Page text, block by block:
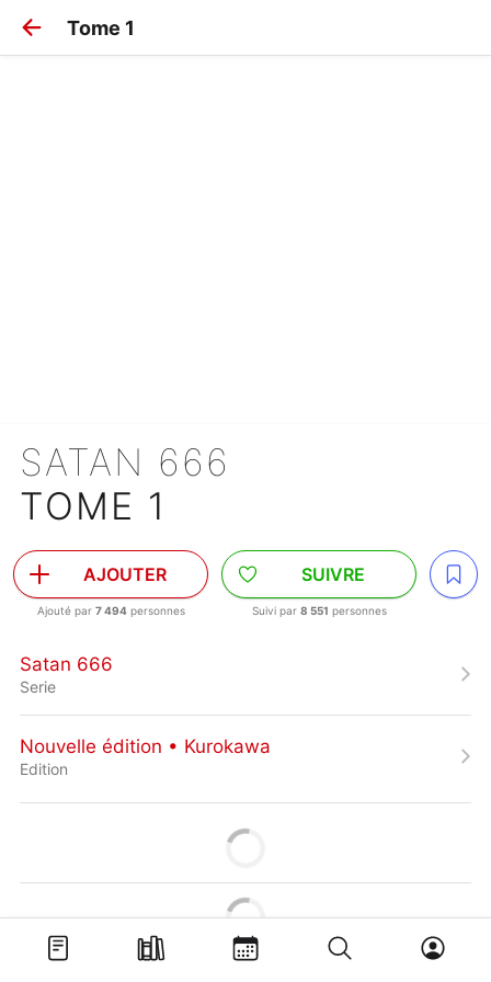
Tome 1
SATAN 666
TOME 1
AJOUTER
Ajouté par 7 494personnes
SUIVRE
Suivi par 8 551 personnes
Satan 666
Serie
Nouvelle édition • Kurokawa
Edition